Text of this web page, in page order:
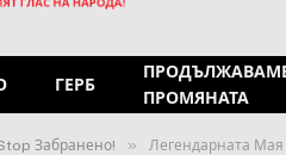
ГЕРБ
ПРОМЯНАТА
Забранено! » Легендарната Мая